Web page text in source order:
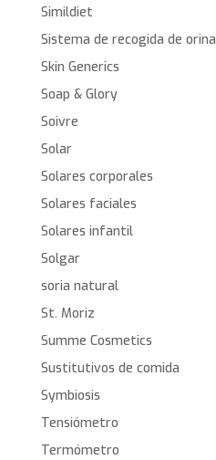
Simildiet
Sistema de recogida de orina
Skin Generics
Soap & Glory
Soivre
Solar
Solares corporales
Solares faciales
Solares infantil
Solgar
soria natural
St. Moriz
Summe Cosmetics
Sustitutivos de comida
Symbiosis
Tensiómetro
Termómetro